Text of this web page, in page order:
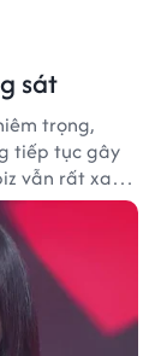
sát
trọng,
tiếp tục gây
vẫn rất xa